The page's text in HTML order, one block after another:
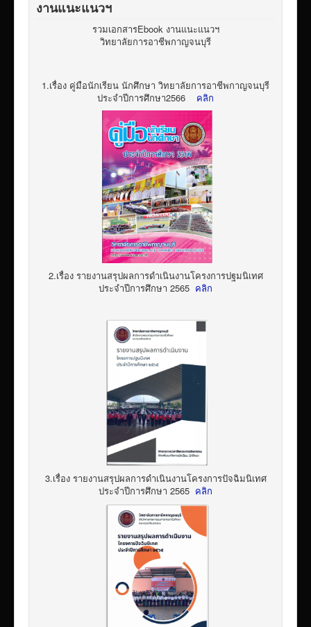
งานแนะแนวฯ
รวมเอกสารEbook งานแนะแนวฯ
วิทยาลัยการอาชีพกาญจนบุรี
1.เรื่อง คู่มือนักเรียน นักศึกษา วิทยาลัยการอาชีพกาญจนบุรี
ประจำปีการศึกษา2566
คลิก
2.เรื่อง รายงานสรุปผลการดำเนินงานโครงการปฐมนิเทศ
ประจำปีการศึกษา 2565 คลิก
3.เรื่อง รายงานสรุปผลการดำเนินงานโครงการปัจฉิมนิเทศ
ประจำปีการศึกษา 2565 คลิก